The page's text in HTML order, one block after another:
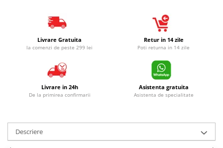
Livrare Gratuita
la comenzi de peste 299 lei
Retur in 14 zile
Poti returna in 14 zile
Livrare in 24h
De la primirea confirmarii
Asistenta gratuita
Asistenta de specialitate
Descriere